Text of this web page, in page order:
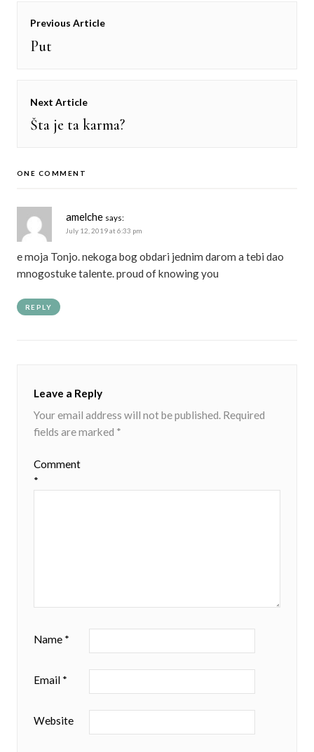
Post
navigation
Previous Article
Previous
Put
Next Article
Next
Šta je ta karma?
ONE COMMENT
amelche says:
July 12, 2019 at 6:33 pm
e moja Tonjo. nekoga bog obdari jednim darom a tebi dao
mnogostuke talente. proud of knowing you
REPLY
Leave a Reply
Your email address will not be published. Required
fields are marked *
Comment
*
Name *
Email *
Website